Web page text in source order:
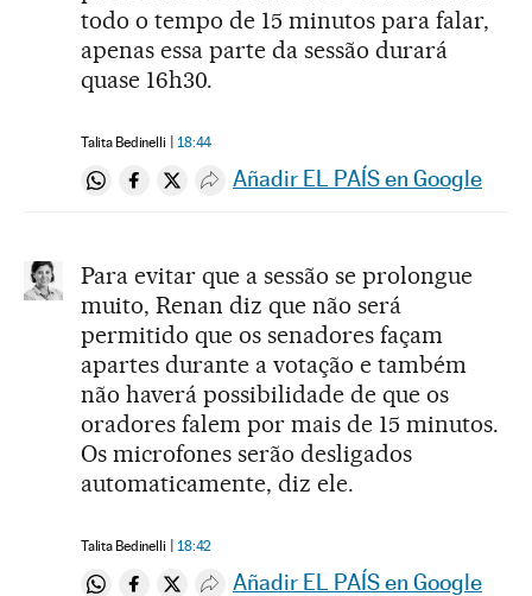
todo o tempo de 15 minutos para falar,
apenas essa parte da sessão durará
quase 16h30.
Talita Bedinelli 18:44
Compartir en Whatsapp
Compartir en Facebook
Compartir en Twitter
Desplegar Redes Sociales
Añadir EL PAÍS en Google
Para evitar que a sessão se prolongue
muito, Renan diz que não será
permitido que os senadores façam
apartes durante a votação e também
não haverá possibilidade de que os
oradores falem por mais de 15 minutos.
Os microfones serão desligados
automaticamente, diz ele.
Talita Bedinelli 18:42
Añadir EL PAÍS en Google